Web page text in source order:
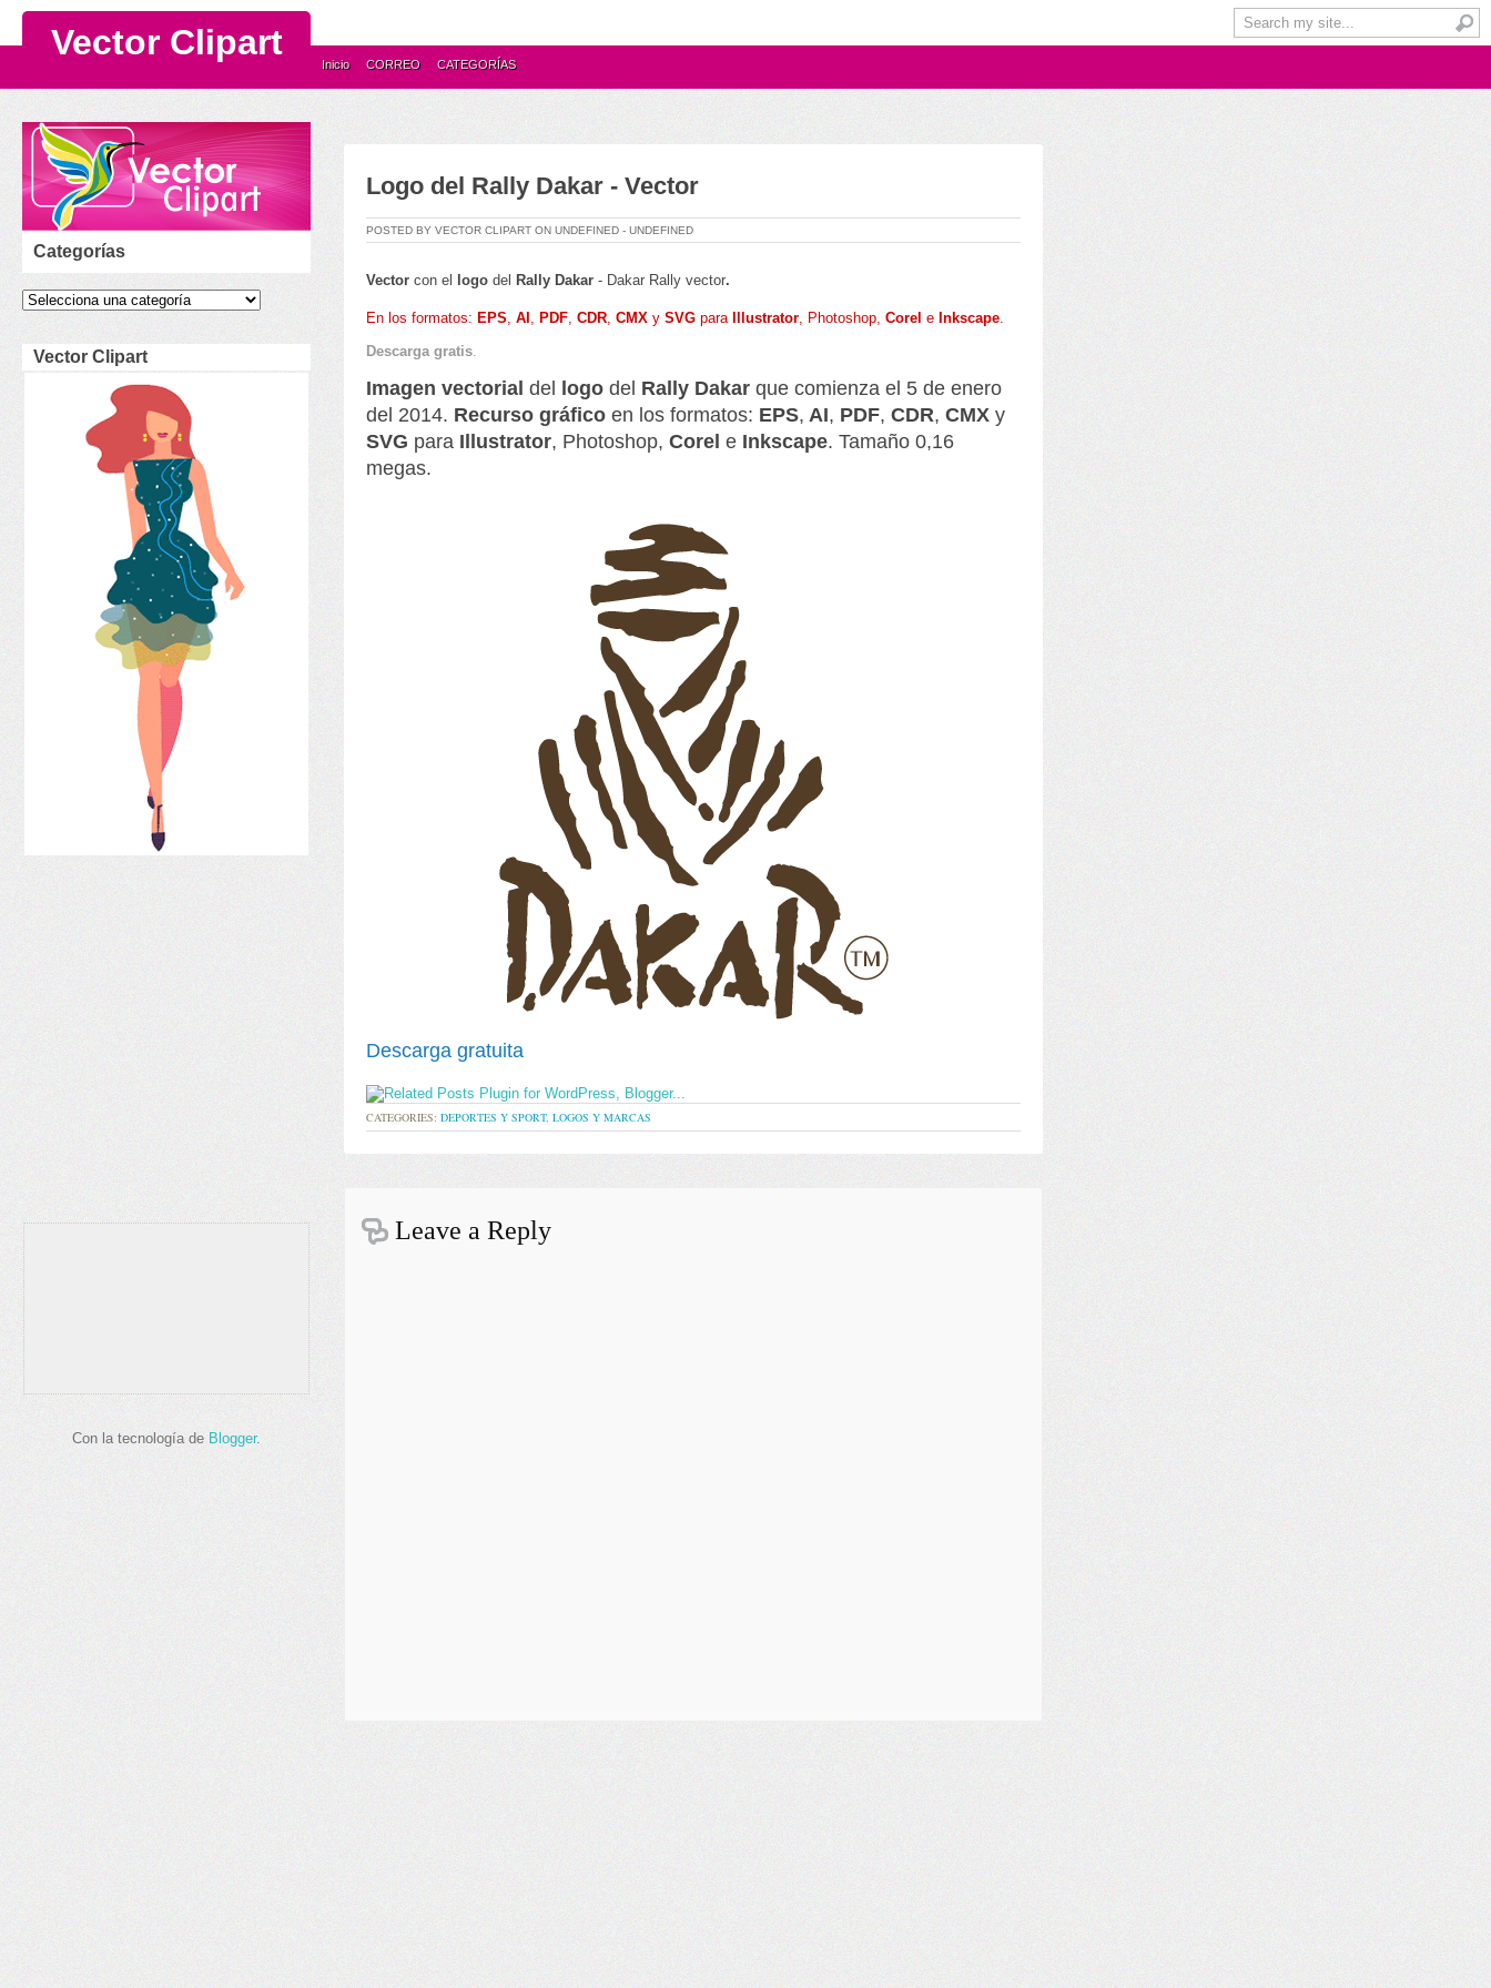
Vector Clipart
Inicio CORREO CATEGORÍAS
Categorías
Vector Clipart
Con la tecnología de Blogger.
Logo del Rally Dakar - Vector
POSTED BY VECTOR CLIPART ON UNDEFINED - UNDEFINED
Vector con el logo del Rally Dakar - Dakar Rally vector.
En los formatos: EPS, AI , PDF, CDR, CMX y SVG para Illustrator, Photoshop, Corel e Inkscape.
Descarga gratis.
Imagen vectorial del logo del Rally Dakar que comienza el 5 de enero
del 2014. Recurso gráfico en los formatos: EPS, AI, PDF, CDR, CMX y
SVG para Illustrator, Photoshop, Corel e Inkscape. Tamaño 0,16
megas.
Descarga gratuita
CATEGORIES: DEPORTES Y SPORT, LOGOS Y MARCAS
Leave a Reply